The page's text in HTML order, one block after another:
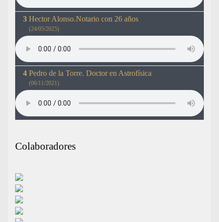
Hector Alonso.Notario con 26 años
(24/05/2025)
Pedro de la Torre. Doctor en Astrofísica
(06/11/2021)
Colaboradores